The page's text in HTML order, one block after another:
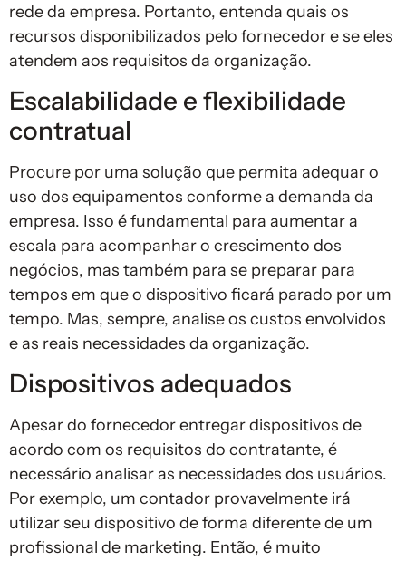
rede da empresa. Portanto, entenda quais os
recursos disponibilizados pelo fornecedor e se eles
atendem aos requisitos da organização.
Escalabilidade e flexibilidade
contratual
Procure por uma solução que permita adequar o
uso dos equipamentos conforme a demanda da
empresa. Isso é fundamental para aumentar a
escala para acompanhar o crescimento dos
negócios, mas também para se preparar para
tempos em que o dispositivo ficará parado por um
tempo. Mas, sempre, analise os custos envolvidos
e as reais necessidades da organização.
Dispositivos adequados
Apesar do fornecedor entregar dispositivos de
acordo com os requisitos do contratante, é
necessário analisar as necessidades dos usuários.
Por exemplo, um contador provavelmente irá
utilizar seu dispositivo de forma diferente de um
profissional de marketing. Então, é muito